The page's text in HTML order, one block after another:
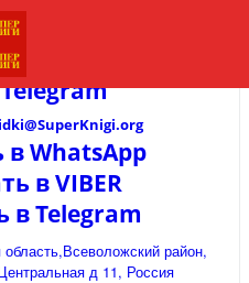
org
в WhatsApp
в VIBER
в Telegram
область,Всеволожский район,
д 11, Россия